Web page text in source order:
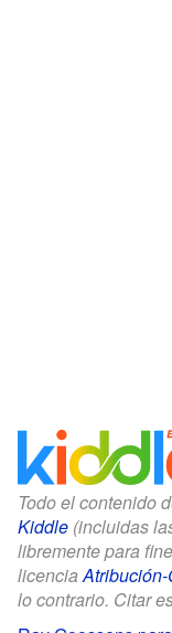
Todo el contenido
Kiddle (incluidas
libremente para
licencia
lo contrario. Citar